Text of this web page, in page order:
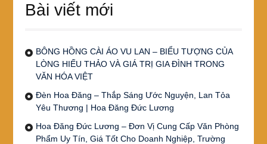
Bài viết mới
BÔNG HỒNG CÀI ÁO VU LAN – BIỂU TƯỢNG CỦA
LÒNG HIẾU THẢO VÀ GIÁ TRỊ GIA ĐÌNH TRONG
VĂN HÓA VIỆT
Đèn Hoa Đăng – Thắp Sáng Ước Nguyện, Lan Tỏa
Yêu Thương | Hoa Đăng Đức Lương
Hoa Đăng Đức Lương – Đơn Vị Cung Cấp Văn Phòng
Phẩm Uy Tín, Giá Tốt Cho Doanh Nghiệp, Trường